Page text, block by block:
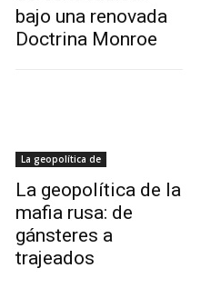
bajo una renovada
Doctrina Monroe
La geopolítica de
La geopolítica de la
mafia rusa: de
gánsteres a
trajeados